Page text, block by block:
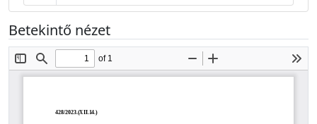
Betekintő nézet